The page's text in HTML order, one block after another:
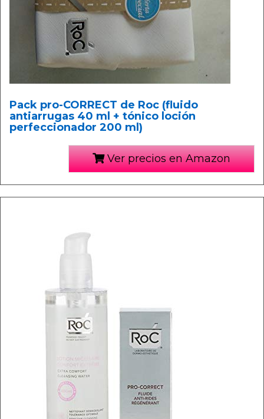
Pack pro-CORRECT de Roc (fluido
antiarrugas 40 ml + tónico loción
perfeccionador 200 ml)
Ver precios en Amazon